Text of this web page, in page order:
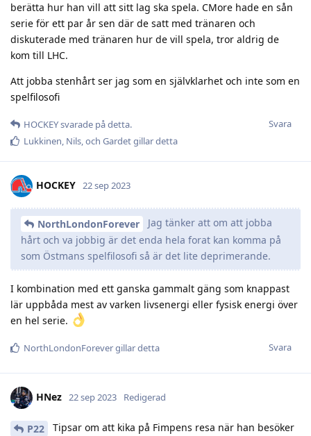
berätta hur han vill att sitt lag ska spela. CMore hade en sån
serie för ett par år sen där de satt med tränaren och
diskuterade med tränaren hur de vill spela, tror aldrig de
kom till LHC.
Att jobba stenhårt ser jag som en självklarhet och inte som en
spelfilosofi
Svara
HOCKEYsvarade på detta.
Lukkinen, Nils, och Gardetgillar detta
HOCKEY 22 sep 2023
NorthLondonForever
Jag tänker att om att jobba
hårt och va jobbig är det enda hela forat kan komma på
som Östmans spelfilosofi så är det lite deprimerande.
I kombination med ett ganska gammalt gäng som knappast
lär uppbåda mest av varken livsenergi eller fysisk energi över
en hel serie.
Svara
NorthLondonForevergillar detta
HNez 22 sep 2023 Redigerad
P22 Tipsar om att kika på Fimpens resa när han besöker